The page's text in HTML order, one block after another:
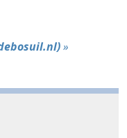
»